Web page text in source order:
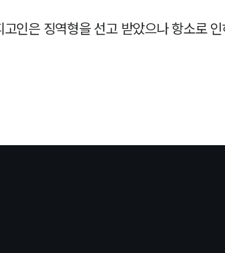
고인은 징역형을 선고 받았으나 항소로